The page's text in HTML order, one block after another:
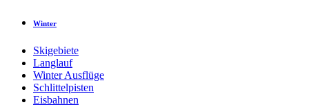
Winter
Skigebiete
Langlauf
Winter Ausflüge
Schlittelpisten
Eisbahnen